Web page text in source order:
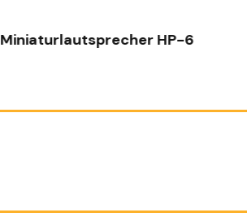
Miniaturlautsprecher HP-6